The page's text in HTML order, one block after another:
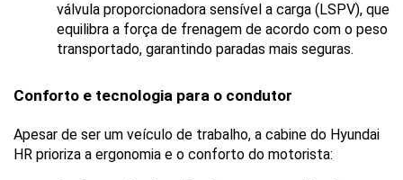
válvula proporcionadora sensível a carga (LSPV), que
equilibra a força de frenagem de acordo com o peso
transportado, garantindo paradas mais seguras.
Conforto e tecnologia para o condutor
Apesar de ser um veículo de trabalho, a cabine do Hyundai
HR prioriza a ergonomia e o conforto do motorista: